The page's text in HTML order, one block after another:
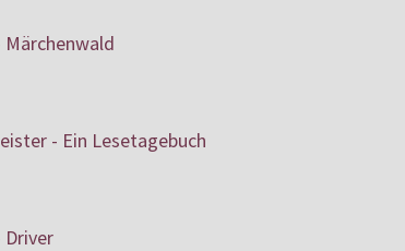
- Ein Lesetagebuch
Driver